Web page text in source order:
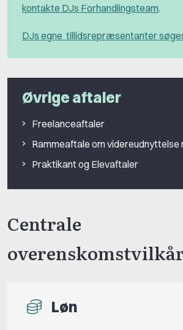
kontakte DJs Forhandlingsteam.
DJs egne tillidsrepræsentanter
Øvrige aftaler
Freelanceaftaler
Rammeaftale om videreudnyttelse
Praktikant og Elevaftaler
Centrale
Løn